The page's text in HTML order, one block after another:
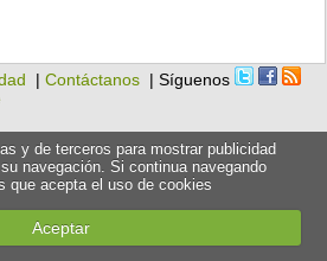
|Contáctanos | Síguenos
y de terceros para mostrar publicidad
navegación. Si continua navegando
que acepta el uso de cookies
Aceptar